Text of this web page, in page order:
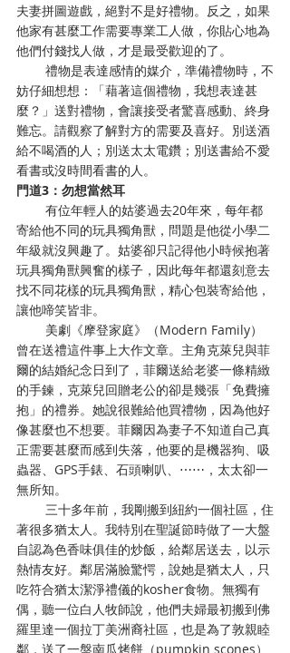
夫妻拼圖遊戲，絕對不是好禮物。反之，如果
他家有甚麼工作需要專業工人做，你貼心地為
他們付錢找人做，才是最受歡迎的了。
禮物是表達感情的媒介，準備禮物時，不
妨仔細想想：「藉著這個禮物，我想表達甚
麼？」送對禮物，會讓接受者驚喜感動、終身
難忘。請觀察了解對方的需要及喜好。別送酒
給不喝酒的人；別送太太電鑽；別送書給不愛
看書或沒時間看書的人。
門道3：勿想當然耳
有位年輕人的姑婆過去20年來，每年都
寄給他不同的玩具獨角獸，問題是他從小學二
年級就沒興趣了。姑婆卻只記得他小時候抱著
玩具獨角獸興奮的樣子，因此每年都還刻意去
找不同花樣的玩具獨角獸，精心包裝寄給他，
讓他啼笑皆非。
美劇《摩登家庭》（Modern Family）
曾在送禮這件事上大作文章。主角克萊兒與菲
爾的結婚紀念日到了，菲爾送給老婆一條精緻
的手鍊，克萊兒回贈老公的卻是幾張「免費擁
抱」的禮券。她說很難給他買禮物，因為他好
像甚麼也不想要。菲爾因為妻子不知道自己真
正需要甚麼而感到失落，他要的是機器狗、吸
蟲器、GPS手錶、石頭喇叭、⋯⋯，太太卻一
無所知。
三十多年前，我剛搬到紐約一個社區，住
著很多猶太人。我特別在聖誕節時做了一大盤
自認為色香味俱佳的炒飯，給鄰居送去，以示
熱情友好。鄰居滿臉驚愕，說她是猶太人，只
吃符合猶太潔淨禮儀的kosher食物。無獨有
偶，聽一位白人牧師說，他們夫婦最初搬到佛
羅里達一個拉丁美洲裔社區，也是為了敦親睦
鄰，送了一盤南瓜烤餅（pumpkin scones）